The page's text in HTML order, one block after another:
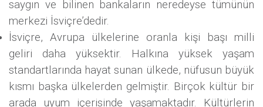
saygın ve bilinen bankaların neredeyse tümünün
merkezi İsviçre’dedir.
İsviçre, Avrupa ülkelerine oranla kişi başı milli
geliri daha yüksektir. Halkına yüksek yaşam
standartlarında hayat sunan ülkede, nüfusun büyük
kısmı başka ülkelerden gelmiştir. Birçok kültür bir
arada uyum içerisinde yaşamaktadır. Kültürlerin